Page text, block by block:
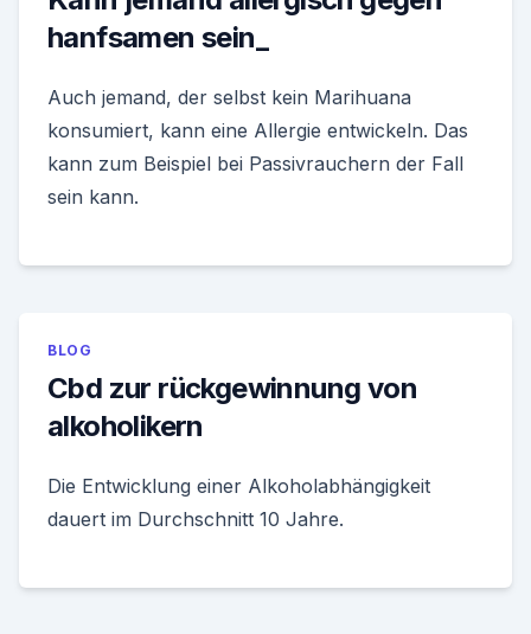
hanfsamen sein_
Auch jemand, der selbst kein Marihuana
konsumiert, kann eine Allergie entwickeln. Das
kann zum Beispiel bei Passivrauchern der Fall
sein kann.
BLOG
Cbd zur rückgewinnung von
alkoholikern
Die Entwicklung einer Alkoholabhängigkeit
dauert im Durchschnitt 10 Jahre.